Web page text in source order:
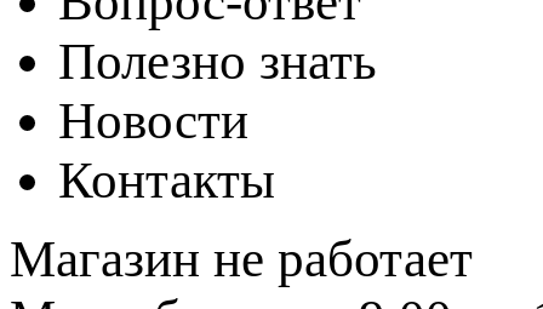
Полезно знать
Новости
Контакты
Магазин не работает